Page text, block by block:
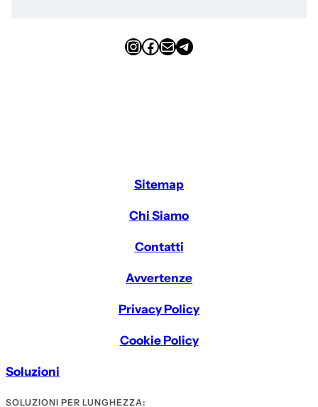
InstagramFacebook Email Telegram
Sitemap
Chi Siamo
Contatti
Avvertenze
Privacy Policy
Cookie Policy
Soluzioni
SOLUZIONI PER LUNGHEZZA: